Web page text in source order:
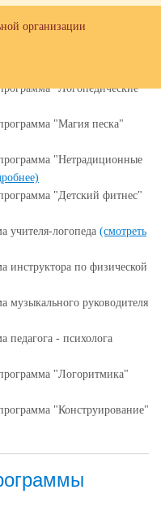
"Логопедические
"Магия песка"
"Нетрадиционные
"Детский фитнес"
учителя-логопеда (смотреть
инструктора по физической
музыкального руководителя
педагога - психолога
"Логоритмика"
"Конструирование"
организации